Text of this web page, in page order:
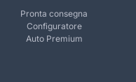
Pronta consegna
Configuratore
Auto Premium